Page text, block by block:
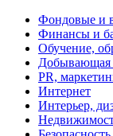
Фондовые и
Финансы и
Обучение,
Добывающая
PR,
Интернет
Интерьер,